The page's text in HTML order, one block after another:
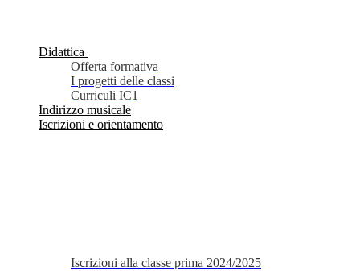
Didattica
Offerta formativa
I progetti delle classi
Curriculi IC1
Indirizzo musicale
Iscrizioni e orientamento
Iscrizioni alla classe prima 2024/2025